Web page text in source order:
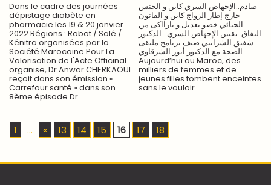
Dans le cadre des journées
dépistage diabète en
pharmacie les 19 & 20 janvier
2022 Régions : Rabat / Salé /
Kénitra organisées par la
Société Marocaine Pour La
Valorisation de l'Acte Officinal
organise, Dr Anwar CHERKAOUI
reçoit dans son émission «
Carrefour santé » dans son
8ème épisode Dr...
صادم..الإجهاض السري كاين و الجنس
خارج إطار الزواج كاين و القانون
الجنائي خصو تعديل و بارآاكى من
النفاق. تقنين الإجهاض السري.. الدكتور
شفيق الشرايبي ضيف برنامج ملتقى
الصحة مع الدكتور أنور الشرقاوي
Aujourd’hui au Maroc, des
milliers de femmes et de
jeunes filles tombent enceintes
sans le vouloir....
1 ... « 13 14 15 16 17 18